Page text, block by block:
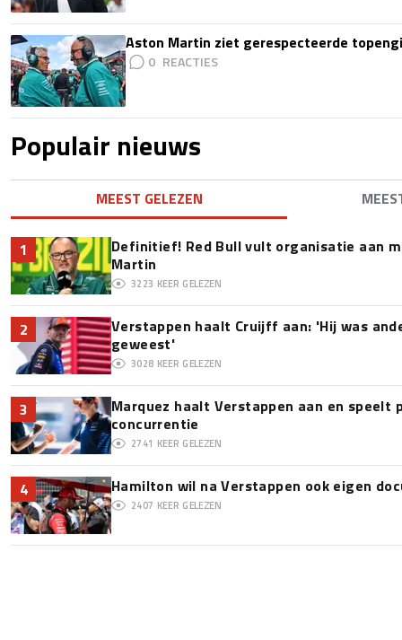
Aston Martin ziet gerespecteerde
0
Populair nieuws
MEEST GELEZEN
1
Definitief! Red Bull vult organisatie aan
Martin
3223 KEER GELEZEN
2
Verstappen haalt Cruijff aan: 'Hij was
geweest'
3028 KEER GELEZEN
3
Marquez haalt Verstappen aan en speelt
concurrentie
2741 KEER GELEZEN
4 Hamilton wil na Verstappen ook eigen
2407 KEER GELEZEN